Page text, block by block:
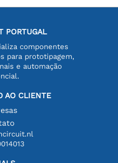
PORTUGAL
componentes
para prototipagem,
e automação
AO CLIENTE